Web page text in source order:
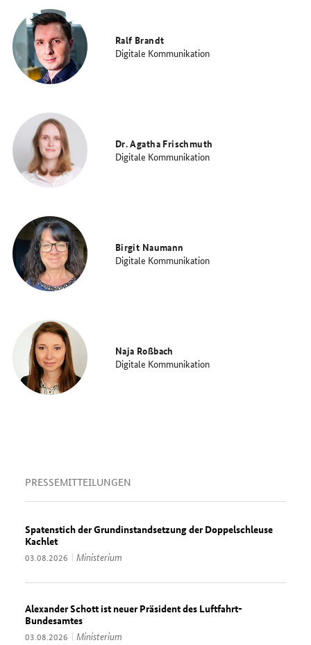
Ralf Brandt
Digitale Kommunikation
Dr. Agatha Frischmuth
Digitale Kommunikation
Birgit Naumann
Digitale Kommunikation
Naja Roßbach
Digitale Kommunikation
PRESSEMITTEILUNGEN
Spatenstich der Grundinstandsetzung der Doppelschleuse
Kachlet
Datum:
03.08.2026 Thema:
Ministerium
Alexander Schott ist neuer Präsident des Luftfahrt-
Bundesamtes
Datum:
03.08.2026 Thema:
Ministerium